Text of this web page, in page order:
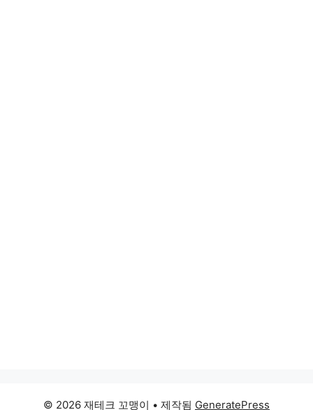
© 2026 재테크 꼬맹이 • 제작됨 GeneratePress